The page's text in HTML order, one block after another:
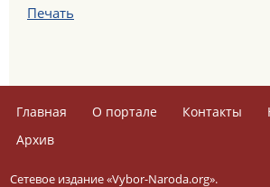
Печать
Главная О портале Контакты
Архив
Сетевое издание «Vybor-Naroda.org».